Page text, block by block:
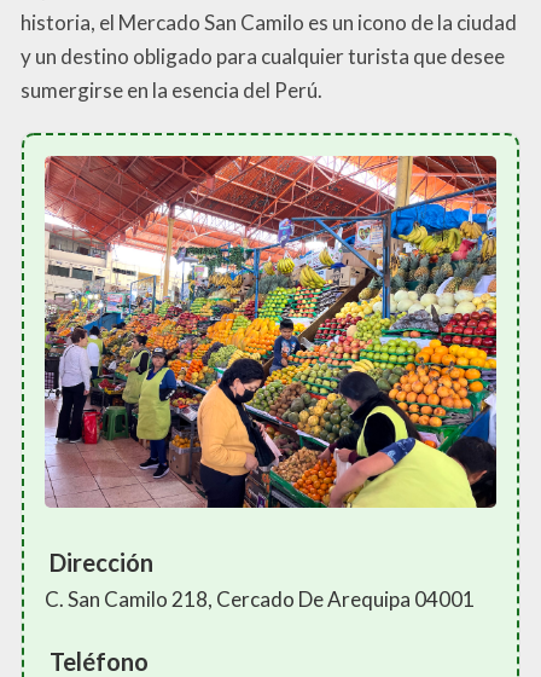
historia, el Mercado San Camilo es un icono de la ciudad
y un destino obligado para cualquier turista que desee
sumergirse en la esencia del Perú.
Dirección
C. San Camilo 218, Cercado De Arequipa 04001
Teléfono